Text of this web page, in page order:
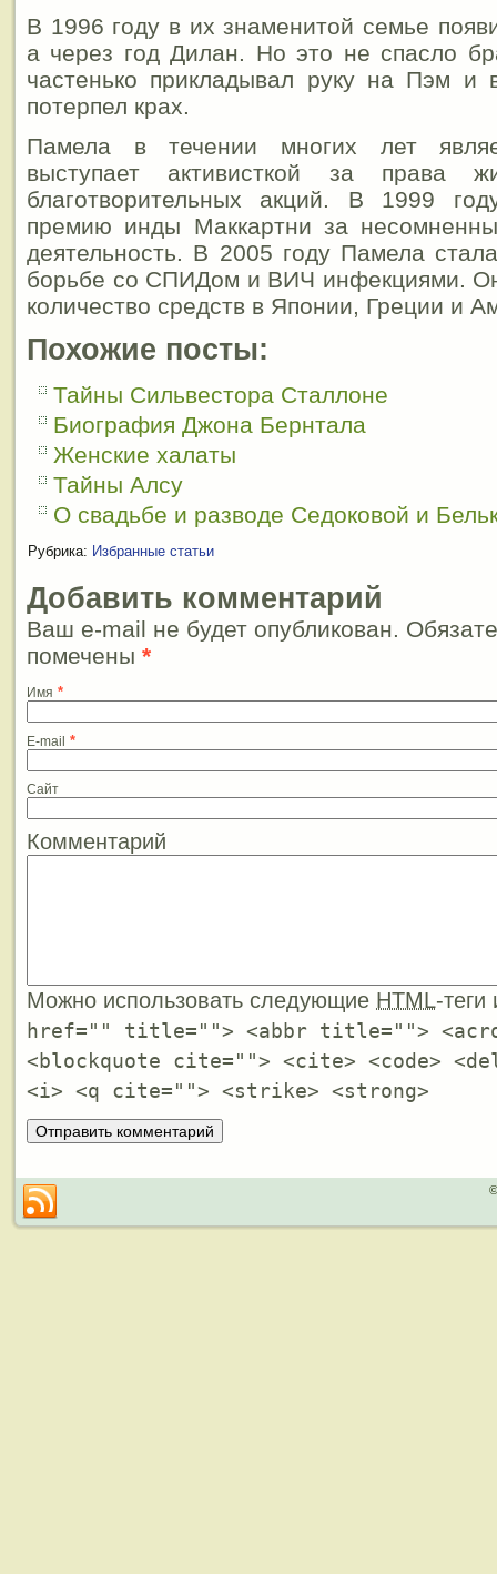
В 1996 году в их знаменитой семье
а через год Дилан. Но это не спасло
частенько прикладывал руку на Пэм и
потерпел крах.
Памела в течении многих лет
выступает активисткой за права
благотворительных акций. В 1999
премию инды Маккартни за
деятельность. В 2005 году Памела
борьбе со СПИДом и ВИЧ инфекциями.
количество средств в Японии, Греции и
Похожие посты:
Тайны Сильвестора Сталлоне
Биография Джона Бернтала
Женские халаты
Тайны Алсу
О свадьбе и разводе Седоковой и
Рубрика: Избранные статьи
Добавить комментарий
Ваш e-mail не будет опубликован.
помечены *
Имя *
E-mail *
Сайт
Комментарий
Можно использовать следующие HTML-
href="" title=""> <abbr title="">
<blockquote cite=""> <cite> <code>
<i> <q cite=""> <strike> <strong>